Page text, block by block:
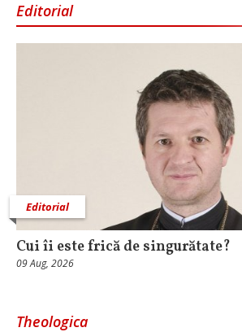
Editorial
Editorial
Cui îi este frică de singurătate?
09 Aug, 2026
Theologica